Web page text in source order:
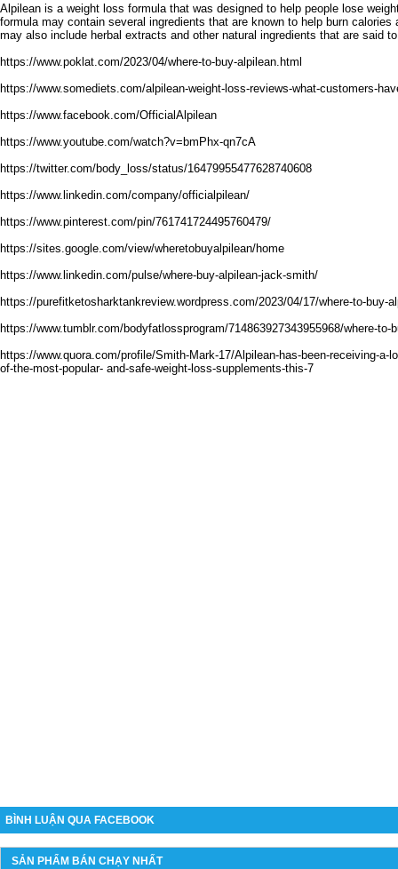
Alpilean is a weight loss formula that was designed to help people lose
formula may contain several ingredients that are known to help burn
may also include herbal extracts and other natural ingredients that are said
https://www.poklat.com/2023/04/where-to-buy-alpilean.html
https://www.somediets.com/alpilean-weight-loss-reviews-what-customers-
https://www.facebook.com/OfficialAlpilean
https://www.youtube.com/watch?v=bmPhx-qn7cA
https://twitter.com/body_loss/status/16479955477628740608
https://www.linkedin.com/company/officialpilean/
https://www.pinterest.com/pin/761741724495760479/
https://sites.google.com/view/wheretobuyalpilean/home
https://www.linkedin.com/pulse/where-buy-alpilean-jack-smith/
https://purefitketosharktankreview.wordpress.com/2023/04/17/where-to-buy-
https://www.tumblr.com/bodyfatlossprogram/714863927343955968/where-to-
https://www.quora.com/profile/Smith-Mark-17/Alpilean-has-been-receiving-a-
of-the-most-popular- and-safe-weight-loss-supplements-this-7
BÌNH LUẬN QUA FACEBOOK
SẢN PHẨM BÁN CHẠY NHẤT